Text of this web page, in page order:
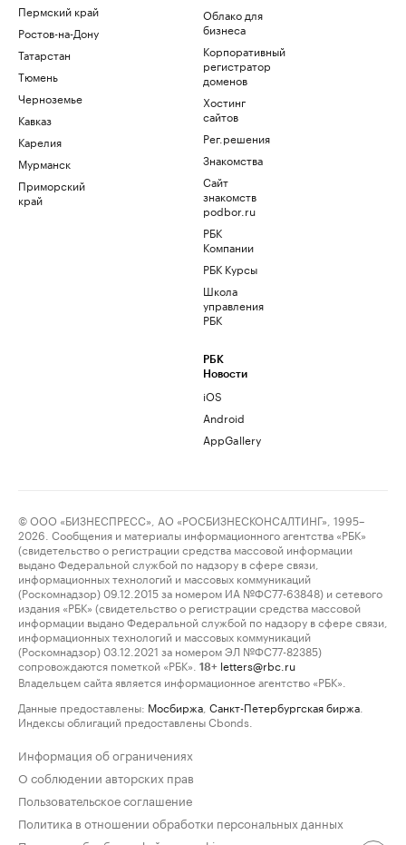
Пермский край
Ростов-на-Дону
Татарстан
Тюмень
Черноземье
Кавказ
Карелия
Мурманск
Приморский
край
Облако для
бизнеса
Корпоративный
регистратор
доменов
Хостинг
сайтов
Рег.решения
Знакомства
Сайт
знакомств
podbor.ru
РБК
Компании
РБК Курсы
Школа
управления
РБК
РБК
Новости
iOS
Android
AppGallery
© ООО «БИЗНЕСПРЕСС», АО «РОСБИЗНЕСКОНСАЛТИНГ», 1995–
2026. Сообщения и материалы информационного агентства «РБК»
(свидетельство о регистрации средства массовой информации
выдано Федеральной службой по надзору в сфере связи,
информационных технологий и массовых коммуникаций
(Роскомнадзор) 09.12.2015 за номером ИА №ФС77-63848) и сетевого
издания «РБК» (свидетельство о регистрации средства массовой
информации выдано Федеральной службой по надзору в сфере связи,
информационных технологий и массовых коммуникаций
(Роскомнадзор) 03.12.2021 за номером ЭЛ №ФС77-82385)
сопровождаются пометкой «РБК».
18+ letters@rbc.ru
Владельцем сайта является информационное агентство «РБК».
Данные предоставлены: Мосбиржа Санкт-Петербургская биржа
Индексы облигаций предоставлены Cbonds.
Информация об ограничениях
О соблюдении авторских прав
Пользовательское соглашение
Политика в отношении обработки персональных данных